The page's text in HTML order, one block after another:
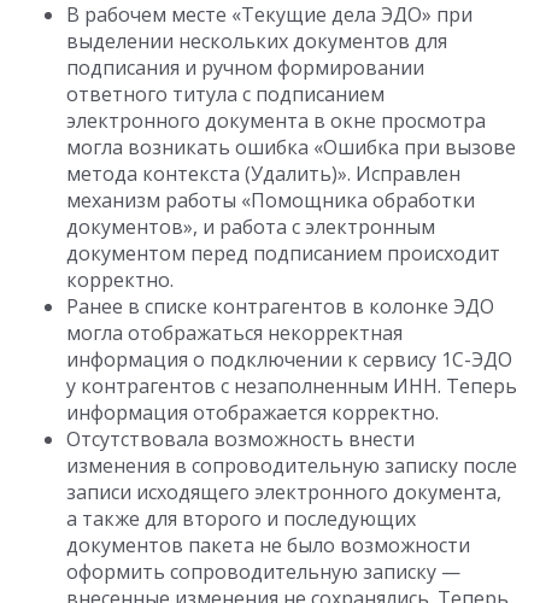
В рабочем месте «Текущие дела ЭДО» при
выделении нескольких документов для
подписания и ручном формировании
ответного титула с подписанием
электронного документа в окне просмотра
могла возникать ошибка «Ошибка при вызове
метода контекста (Удалить)». Исправлен
механизм работы «Помощника обработки
документов», и работа с электронным
документом перед подписанием происходит
корректно.
Ранее в списке контрагентов в колонке ЭДО
могла отображаться некорректная
информация о подключении к сервису 1С-ЭДО
у контрагентов с незаполненным ИНН. Теперь
информация отображается корректно.
Отсутствовала возможность внести
изменения в сопроводительную записку после
записи исходящего электронного документа,
а также для второго и последующих
документов пакета не было возможности
оформить сопроводительную записку —